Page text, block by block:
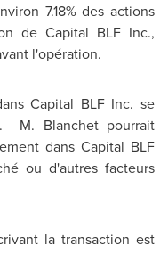
7.18% des actions
de Capital BLF Inc.,
l'opération.
Capital BLF Inc. se
M. Blanchet pourrait
dans Capital BLF
ou d'autres facteurs
la transaction est